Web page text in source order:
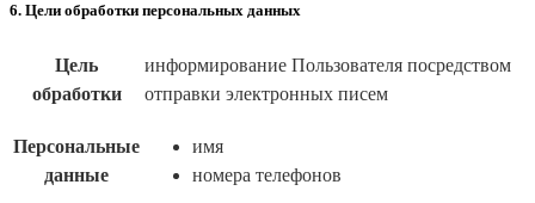
6. Цели обработки персональных данных
Цель
обработки
информирование Пользователя посредством
отправки электронных писем
Персональные
данные
имя
номера телефонов